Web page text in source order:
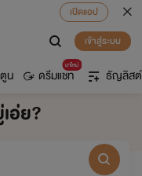
เปิดแอป
เข้าสู่ระบบ
น
มาใหม่
ดรีมแชท ธัญลิสต์
อ่ย?